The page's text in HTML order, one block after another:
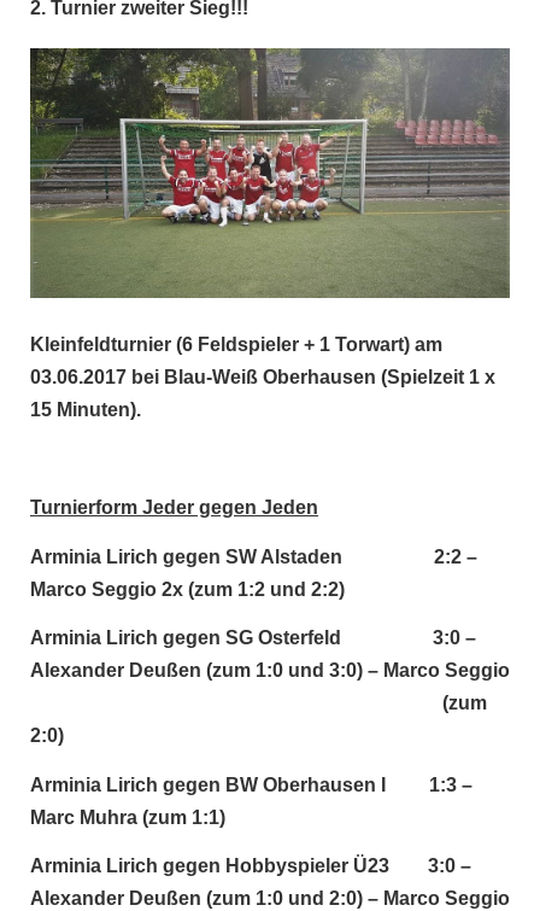
2. Turnier zweiter Sieg!!!
Kleinfeldturnier (6 Feldspieler + 1 Torwart) am
03.06.2017 bei Blau-Weiß Oberhausen (Spielzeit 1 x
15 Minuten).
Turnierform Jeder gegen Jeden
Arminia Lirich gegen SW Alstaden 2:2 –
Marco Seggio 2x (zum 1:2 und 2:2)
Arminia Lirich gegen SG Osterfeld 3:0 –
Alexander Deußen (zum 1:0 und 3:0) – Marco Seggio
(zum
2:0)
Arminia Lirich gegen BW Oberhausen I 1:3 –
Marc Muhra (zum 1:1)
Arminia Lirich gegen Hobbyspieler Ü23 3:0 –
Alexander Deußen (zum 1:0 und 2:0) – Marco Seggio